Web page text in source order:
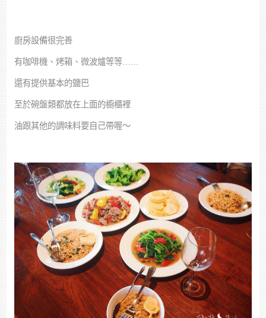
廚房設備很完善
有咖啡機、烤箱、微波爐等等……
還有提供基本的鹽巴
至於碗盤類都放在上面的櫥櫃裡
油跟其他的調味料要自己帶喔～